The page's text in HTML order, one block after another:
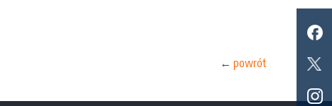
← powrót